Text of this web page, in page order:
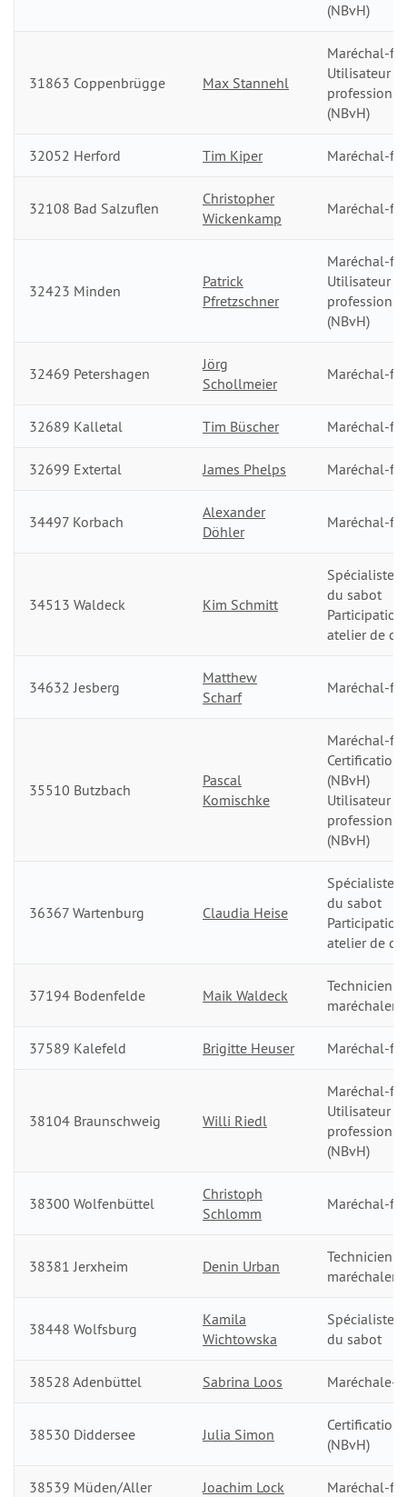
(NBvH)
31863 Coppenbrügge Max Stannehl
Maréchal-
Utilisateur
(NBvH)
32052 Herford Tim Kiper Maréchal-
32108 Bad Salzuflen
Christopher
Wickenkamp
Maréchal-
32423 Minden
Patrick
Pfretzschner
Maréchal-
Utilisateur
(NBvH)
32469 Petershagen
Jörg
Schollmeier
Maréchal-
32689 Kalletal Tim Büscher Maréchal-
32699 Extertal James Phelps Maréchal-
34497 Korbach
Alexander
Döhler
Maréchal-
34513 Waldeck Kim Schmitt
Spécialiste
du sabot
atelier de
34632 Jesberg
Matthew
Scharf
Maréchal-
35510 Butzbach
Pascal
Komischke
Maréchal-
Certification
(NBvH)
Utilisateur
(NBvH)
36367 Wartenburg Claudia Heise
Spécialiste
du sabot
atelier de
37194 Bodenfelde Maik Waldeck
Technicien
maréchalerie
37589 Kalefeld Brigitte Heuser Maréchal-
38104 Braunschweig Willi Riedl
Maréchal-
Utilisateur
(NBvH)
38300 Wolfenbüttel
Christoph
Schlomm
Maréchal-
38381 Jerxheim Denin Urban
maréchalerie
38448 Wolfsburg
Kamila
Wichtowska
Spécialiste
du sabot
38528 Adenbüttel Sabrina Loos Maréchale-
38530 Diddersee Julia Simon
Certification
(NBvH)
38539 Müden/Aller Joachim Lock Maréchal-